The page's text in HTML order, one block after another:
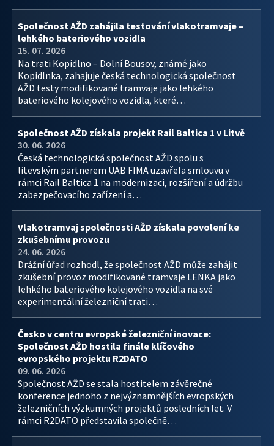
Společnost AŽD zahájila testování vlakotramvaje –
lehkého bateriového vozidla
15. 07. 2026
Na trati Kopidlno – Dolní Bousov, známé jako
Kopidlnka, zahajuje česká technologická společnost
AŽD testy modifikované tramvaje jako lehkého
bateriového kolejového vozidla, které…
Společnost AŽD získala projekt Rail Baltica 1 v Litvě
30. 06. 2026
Česká technologická společnost AŽD spolu s
litevským partnerem UAB FIMA uzavřela smlouvu v
rámci Rail Baltica 1 na modernizaci, rozšíření a údržbu
zabezpečovacího zařízení a…
Vlakotramvaj společnosti AŽD získala povolení ke
zkušebnímu provozu
24. 06. 2026
Drážní úřad rozhodl, že společnost AŽD může zahájit
zkušební provoz modifikované tramvaje LENKA jako
lehkého bateriového kolejového vozidla na své
experimentální železniční trati…
Česko v centru evropské železniční inovace:
Společnost AŽD hostila finále klíčového
evropského projektu R2DATO
09. 06. 2026
Společnost AŽD se stala hostitelem závěrečné
konference jednoho z nejvýznamnějších evropských
železničních výzkumných projektů posledních let. V
rámci R2DATO představila společně…